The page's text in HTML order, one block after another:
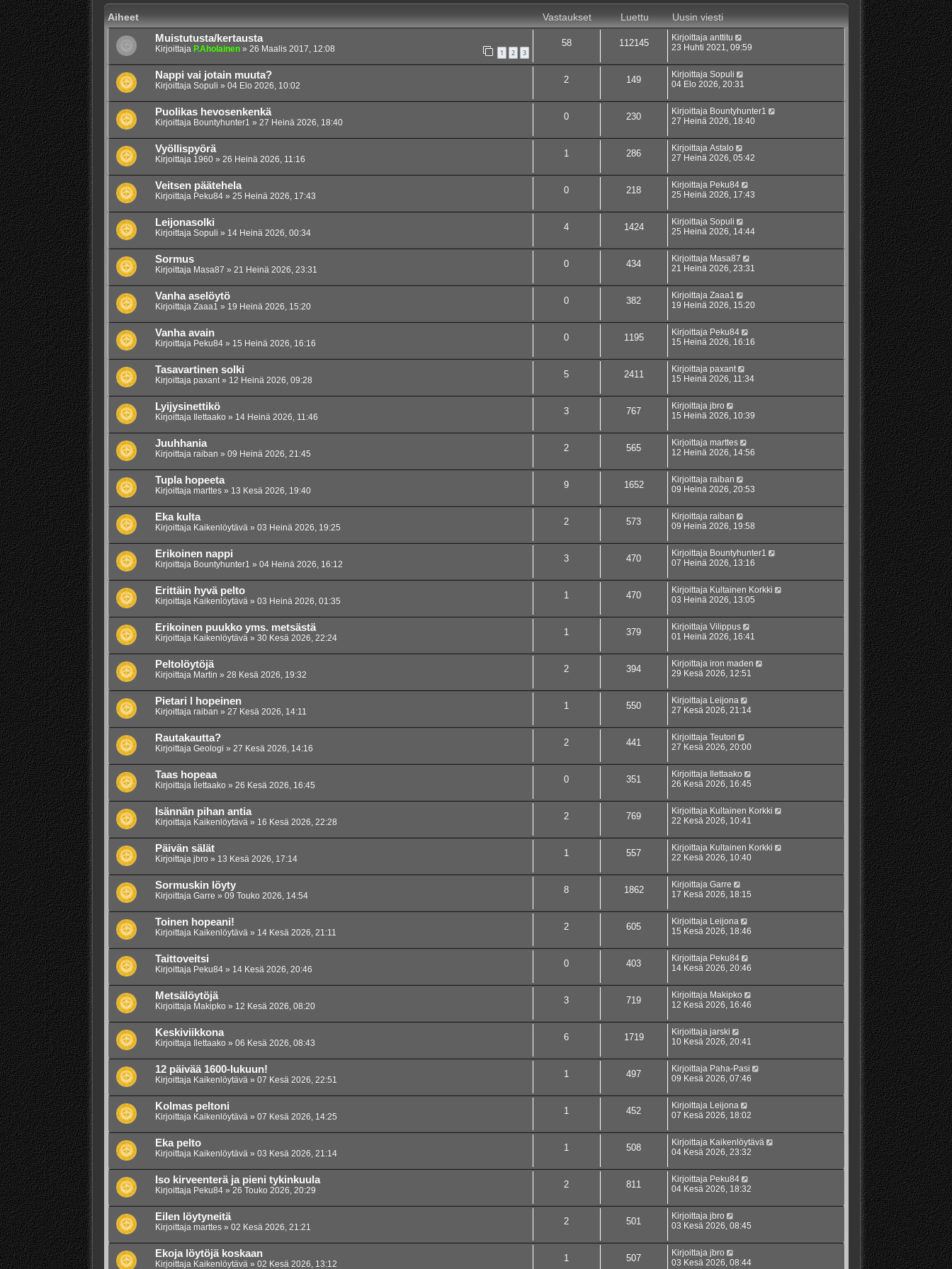
Aiheet Vastaukset Luettu
Uusin viesti
Muistutusta/kertausta
Kirjoittaja P.Aholainen» 26 Maalis 2017, 12:08 1 2 3
58 112145 Kirjoittaja anttitu
23 Huhti 2021, 09:59
Nappi vai jotain muuta?
Kirjoittaja Sopuli » 04 Elo 2026, 10:02
2 149 Kirjoittaja Sopuli
04 Elo 2026, 20:31
Puolikas hevosenkenkä
Kirjoittaja Bountyhunter1 » 27 Heinä 2026, 18:40
0 230 Kirjoittaja Bountyhunter1
27 Heinä 2026, 18:40
Vyöllispyörä
Kirjoittaja 1960» 26 Heinä 2026, 11:16
1 286 Kirjoittaja Astalo
27 Heinä 2026, 05:42
Veitsen päätehela
Kirjoittaja Peku84» 25 Heinä 2026, 17:43
0 218 Kirjoittaja Peku84
25 Heinä 2026, 17:43
Leijonasolki
Kirjoittaja Sopuli » 14 Heinä 2026, 00:34
4 1424 Kirjoittaja Sopuli
25 Heinä 2026, 14:44
Sormus
Kirjoittaja Masa87 » 21 Heinä 2026, 23:31
0 434 Kirjoittaja Masa87
21 Heinä 2026, 23:31
Vanha aselöytö
Kirjoittaja Zaaa1 » 19 Heinä 2026, 15:20
0 382 Kirjoittaja Zaaa1
19 Heinä 2026, 15:20
Vanha avain
Kirjoittaja Peku84» 15 Heinä 2026, 16:16
0 1195 Kirjoittaja Peku84
15 Heinä 2026, 16:16
Tasavartinen solki
Kirjoittaja paxant» 12 Heinä 2026, 09:28
5 2411 Kirjoittaja paxant
15 Heinä 2026, 11:34
Lyijysinettikö
Kirjoittaja Ilettaako » 14 Heinä 2026, 11:46
3 767 Kirjoittaja jbro
15 Heinä 2026, 10:39
Juuhhania
Kirjoittaja raiban » 09 Heinä 2026, 21:45
2 565 Kirjoittaja marttes
12 Heinä 2026, 14:56
Tupla hopeeta
Kirjoittaja marttes» 13 Kesä 2026, 19:40
9 1652 Kirjoittaja raiban
09 Heinä 2026, 20:53
Eka kulta
Kirjoittaja Kaikenlöytävä» 03 Heinä 2026, 19:25
2 573 Kirjoittaja raiban
09 Heinä 2026, 19:58
Erikoinen nappi
Kirjoittaja Bountyhunter1 » 04 Heinä 2026, 16:12
3 470 Kirjoittaja Bountyhunter1
07 Heinä 2026, 13:16
Erittäin hyvä pelto
Kirjoittaja Kaikenlöytävä» 03 Heinä 2026, 01:35
1 470 Kirjoittaja Kultainen Korkki
03 Heinä 2026, 13:05
Erikoinen puukko yms. metsästä
Kirjoittaja Kaikenlöytävä» 30 Kesä 2026, 22:24
1 379 Kirjoittaja Vilippus
01 Heinä 2026, 16:41
Peltolöytöjä
Kirjoittaja Martin » 28 Kesä 2026, 19:32
2 394 Kirjoittaja iron maden
29 Kesä 2026, 12:51
Pietari l hopeinen
Kirjoittaja raiban » 27 Kesä 2026, 14:11
1 550 Kirjoittaja Leijona
27 Kesä 2026, 21:14
Rautakautta?
Kirjoittaja Geologi » 27 Kesä 2026, 14:16
2 441 Kirjoittaja Teutori
27 Kesä 2026, 20:00
Taas hopeaa
Kirjoittaja Ilettaako » 26 Kesä 2026, 16:45
0 351 Kirjoittaja
Ilettaako
26 Kesä 2026, 16:45
Isännän pihan antia
Kirjoittaja Kaikenlöytävä» 16 Kesä 2026, 22:28
2 769 Kirjoittaja Kultainen Korkki
22 Kesä 2026, 10:41
Päivän sälät
Kirjoittaja jbro » 13 Kesä 2026, 17:14
1 557 Kirjoittaja Kultainen Korkki
22 Kesä 2026, 10:40
Sormuskin löyty
Kirjoittaja Garre » 09 Touko 2026, 14:54
8 1862 Kirjoittaja Garre
17 Kesä 2026, 18:15
Toinen hopeani!
Kirjoittaja Kaikenlöytävä» 14 Kesä 2026, 21:11
2 605 Kirjoittaja Leijona
15 Kesä 2026, 18:46
Taittoveitsi
Kirjoittaja Peku84» 14 Kesä 2026, 20:46
0 403 Kirjoittaja Peku84
14 Kesä 2026, 20:46
Metsälöytöjä
Kirjoittaja Makipko » 12 Kesä 2026, 08:20
3 719 Kirjoittaja Makipko
12 Kesä 2026, 16:46
Keskiviikkona
Kirjoittaja Ilettaako » 06 Kesä 2026, 08:43
6 1719 Kirjoittaja jarski
10 Kesä 2026, 20:41
12 päivää 1600-lukuun!
Kirjoittaja Kaikenlöytävä» 07 Kesä 2026, 22:51
1 497 Kirjoittaja Paha-Pasi
09 Kesä 2026, 07:46
Kolmas peltoni
Kirjoittaja Kaikenlöytävä» 07 Kesä 2026, 14:25
1 452 Kirjoittaja Leijona
07 Kesä 2026, 18:02
Eka pelto
Kirjoittaja Kaikenlöytävä» 03 Kesä 2026, 21:14
1 508 Kirjoittaja Kaikenlöytävä
04 Kesä 2026, 23:32
Iso kirveenterä ja pieni tykinkuula
Kirjoittaja Peku84» 26 Touko 2026, 20:29
2 811 Kirjoittaja Peku84
04 Kesä 2026, 18:32
Eilen löytyneitä
Kirjoittaja marttes» 02 Kesä 2026, 21:21
2 501 Kirjoittaja jbro
03 Kesä 2026, 08:45
Ekoja löytöjä koskaan
Kirjoittaja Kaikenlöytävä» 02 Kesä 2026, 13:12
1 507 Kirjoittaja jbro
03 Kesä 2026, 08:44